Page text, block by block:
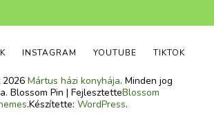
Mártus házi konyhája. Minden jog
Blossom Pin | FejlesztetteBlossom
.Készítette: WordPress.
INSTAGRAM YOUTUBE TIKTOK